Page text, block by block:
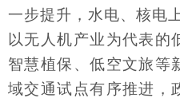
一步提升，水电、核电
以无人机产业为代表的
智慧植保、低空文旅等
域交通试点有序推进，